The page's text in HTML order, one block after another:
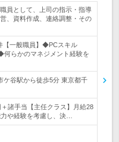
員として、上司の指示・指導
、資料作成、連絡調整・その
【一般職員】◆PCスキル
らかのマネジメント経験を
谷駅から徒歩5分 東京都千
諸手当【主任クラス】月給28
や経験を考慮し、決…